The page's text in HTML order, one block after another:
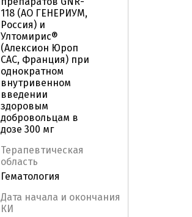
118 (АО ГЕНЕРИУМ,
Россия) и
Ултомирис®
(Алексион Юроп
САС, Франция) при
однократном
внутривенном
введении
здоровым
добровольцам в
дозе 300 мг
Терапевтическая
область
Гематология
Дата начала и окончания
КИ